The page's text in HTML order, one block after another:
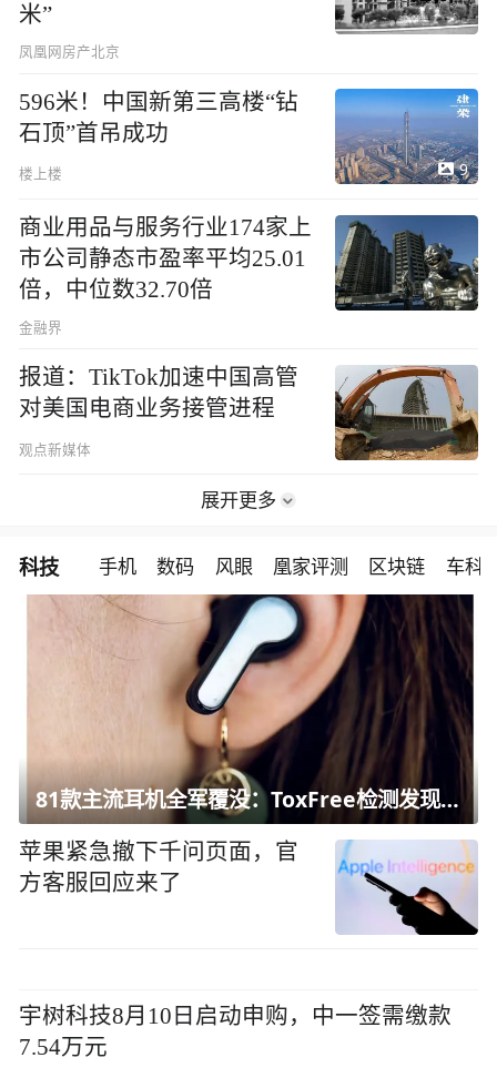
米”
凤凰网房产北京
596米！中国新第三高楼“钻
石顶”首吊成功
楼上楼 9
商业用品与服务行业174家上
市公司静态市盈率平均25.01
倍，中位数32.70倍
金融界
报道：TikTok加速中国高管
对美国电商业务接管进程
观点新媒体
展开更多
科技 手机 数码 风眼 凰家评测 区块链 车科
81款主流耳机全军覆没：ToxFree检测发现均含对人体有害化学物质
苹果紧急撤下千问页面，官
方客服回应来了
宇树科技8月10日启动申购，中一签需缴款
7.54万元